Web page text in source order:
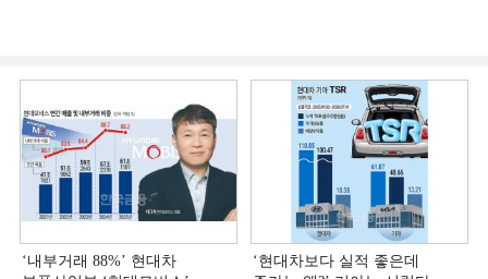
‘내부거래 88%ʼ 현대차
‘현대차보다 실적 좋은데